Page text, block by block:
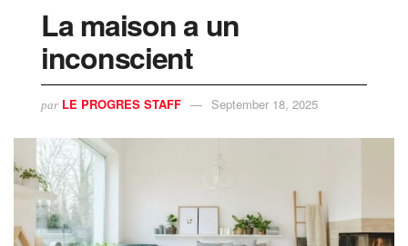
La maison a un
inconscient
par LE PROGRES STAFF September 18, 2025